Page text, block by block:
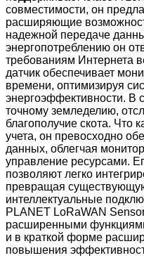
совместимости, он
расширяющие
надежной передаче
энергопотреблению он
требованиям Интернета
датчик обеспечивает
времени, оптимизируя
энергоэффективности. В
точному земледелию,
благополучие скота. Что
учета, он превосходно
данных, облегчая
управление ресурсами.
позволяют легко
превращая
интеллектуальные
PLANET LoRaWAN
расширенными
и в краткой форме
повышения